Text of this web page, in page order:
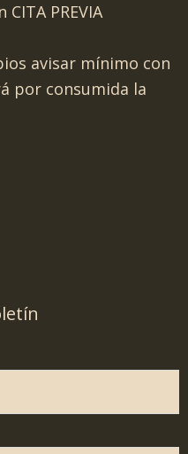
PREVIA
avisar mínimo con
por consumida la